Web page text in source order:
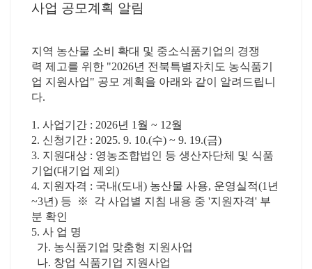
사업 공모계획 알림
지역 농산물 소비 확대 및 중소식품기업의 경쟁
력 제고를 위한 "2026년 전북특별자치도 농식품기
업 지원사업" 공모 계획을 아래와 같이 알려드립니
다.
1. 사업기간 : 2026년 1월 ~ 12월
2. 신청기간 : 2025. 9. 10.(수) ~ 9. 19.(금)
3. 지원대상 : 영농조합법인 등 생산자단체 및 식품
기업(대기업 제외)
4. 지원자격 : 국내(도내) 농산물 사용, 운영실적(1년
~3년) 등 ※ 각 사업별 지침 내용 중 '지원자격' 부
분 확인
5. 사 업 명
가. 농식품기업 맞춤형 지원사업
나. 창업 식품기업 지원사업